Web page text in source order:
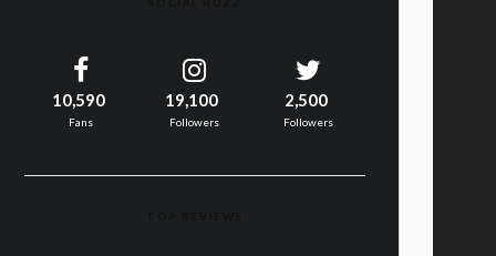
10,590
Fans
19,100
Followers
2,500
Followers